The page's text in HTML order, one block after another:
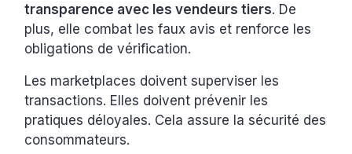
transparence avec les vendeurs tiers. De
plus, elle combat les faux avis et renforce les
obligations de vérification.
Les marketplaces doivent superviser les
transactions. Elles doivent prévenir les
pratiques déloyales. Cela assure la sécurité des
consommateurs.